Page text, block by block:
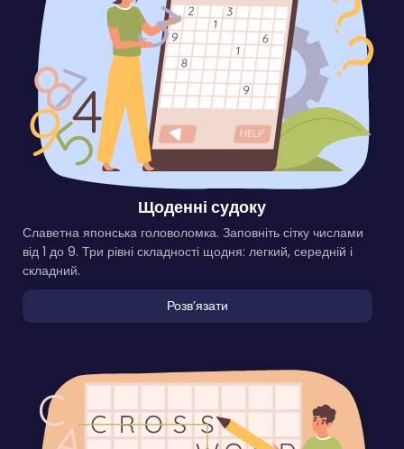
Щоденні судоку
Славетна японська головоломка. Заповніть сітку числами
від 1 до 9. Три рівні складності щодня: легкий, середній і
складний.
Розвʼязати